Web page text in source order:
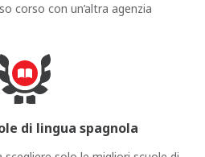
corso con un’altra agenzia
di lingua spagnola